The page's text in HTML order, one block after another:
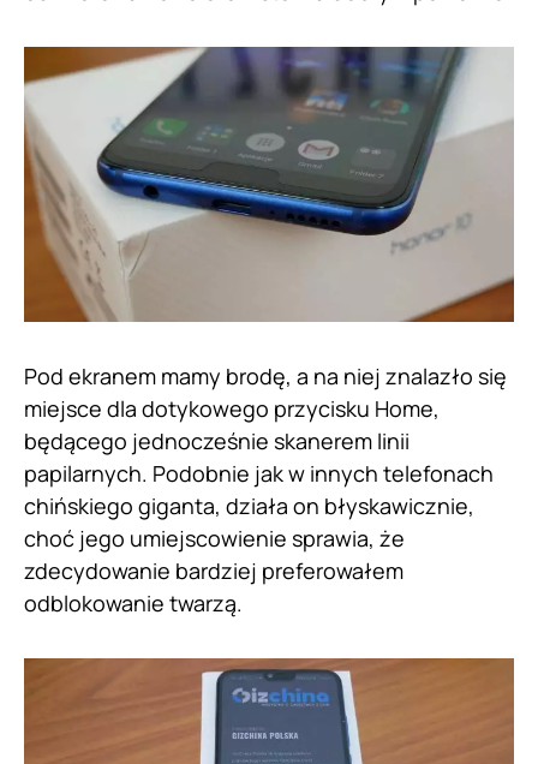
Pod ekranem mamy brodę, a na niej znalazło się
miejsce dla dotykowego przycisku Home,
będącego jednocześnie skanerem linii
papilarnych. Podobnie jak w innych telefonach
chińskiego giganta, działa on błyskawicznie,
choć jego umiejscowienie sprawia, że
zdecydowanie bardziej preferowałem
odblokowanie twarzą.